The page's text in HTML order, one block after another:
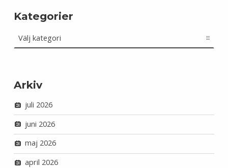
Kategorier
Arkiv
juli 2026
juni 2026
maj 2026
april 2026